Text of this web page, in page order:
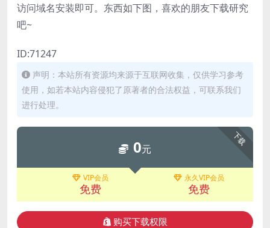
访问域名安装即可。东西如下图，喜欢的朋友下载研究
吧~
ID:71247
声明：本站所有资源均来源于互联网收集，仅供学习参考
使用，如若本站内容侵犯了原著者的合法权益，可联系我们
进行处理。
下载
0元
VIP会员
免费
永久VIP会员
免费
购买下载权限